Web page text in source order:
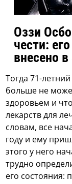
Оззи
чести:
внесено
Тогда 71-
больше не
здоровьем и
лекарств для
словам, все
году и ему
этого у него
трудно
его состояния: